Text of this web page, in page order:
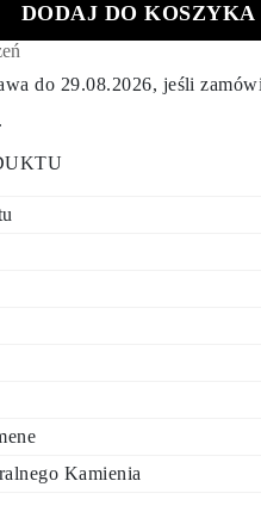
DODAJ DO KOSZYKA
do 29.08.2026, jeśli
Kamienia